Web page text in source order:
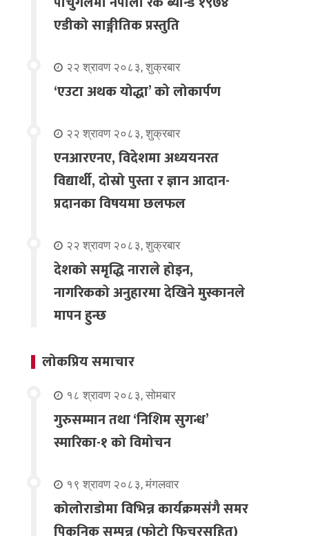
एडीको साङ्गीतिक प्रस्तुति
२२ श्रावण २०८३, शुक्रबार
‘एउटा अथक योद्धा’ को लोकार्पण
२२ श्रावण २०८३, शुक्रबार
एनआरएनए, विदेशमा अध्ययनरत
विद्यार्थी, दोस्रो पुस्ता र ज्ञान आदान-
प्रदानका विषयमा छलफल
२२ श्रावण २०८३, शुक्रबार
देशको समृद्धि नाराले होइन,
नागरिकको अनुहारमा देखिने मुस्कानले
मापन हुन्छ
लोकप्रिय समाचार
१८ श्रावण २०८३, सोमबार
गुरुसम्मान तथा ‘निशिम सुगन्ध’
स्मारिका-१ को विमोचन
१९ श्रावण २०८३, मंगलवार
कोलोराडोमा विभिन्न कार्यक्रमसंगै समर